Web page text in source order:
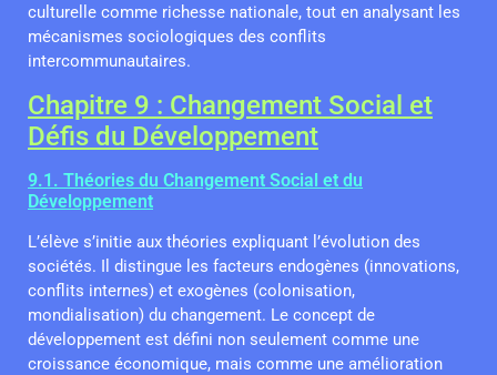
culturelle comme richesse nationale, tout en analysant les
mécanismes sociologiques des conflits
intercommunautaires.
Chapitre 9 : Changement Social et
Défis du Développement
9.1. Théories du Changement Social et du
Développement
L’élève s’initie aux théories expliquant l’évolution des
sociétés. Il distingue les facteurs endogènes (innovations,
conflits internes) et exogènes (colonisation,
mondialisation) du changement. Le concept de
développement est défini non seulement comme une
croissance économique, mais comme une amélioration